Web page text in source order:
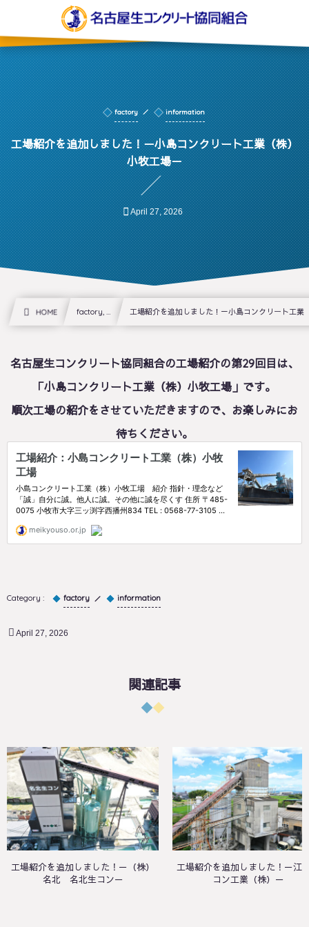
factory information
工場紹介を追加しました！－小島コンクリート工業（株）
小牧工場－
April 27,2026
HOME factory, … 工場紹介を追加しました！－小島コンクリート工業
名古屋生コンクリート協同組合の工場紹介の第29回目は、
「小島コンクリート工業（株）小牧工場」です。
順次工場の紹介をさせていただきますので、お楽しみにお
待ちください。
factory information
April 27 ,2026
関連記事
工場紹介を追加しました！－（株）
名北 名北生コン－
工場紹介を追加しました！－江
コン工業（株）－